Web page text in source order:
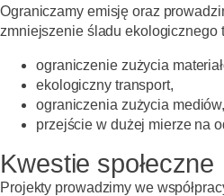
Ograniczamy emisję oraz
zmniejszenie śladu ekologicznego
ograniczenie zużycia
ekologiczny transport,
ograniczenia zużycia mediów,
przejście w dużej mierze na
Kwestie społeczne
Projekty prowadzimy we